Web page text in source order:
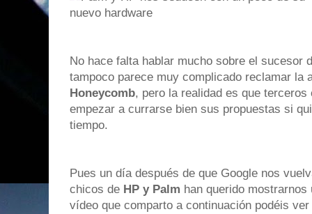
No hace falta hablar mucho sobre el sucesor
tampoco parece muy complicado reclamar la
Honeycomb, pero la realidad es que
empezar a currarse bien sus propuestas si
tiempo.
Pues un día después de que Google nos
chicos de HP y Palm han querido
vídeo que comparto a continuación podéis